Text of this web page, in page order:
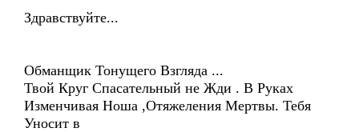
Здравствуйте...
Обманщик Тонущего Взгляда ...
Твой Круг Спасательный не Жди . В Руках
Изменчивая Ноша ,Отяжеления Мертвы. Тебя
Уносит в